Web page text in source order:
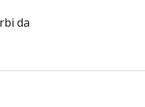
da